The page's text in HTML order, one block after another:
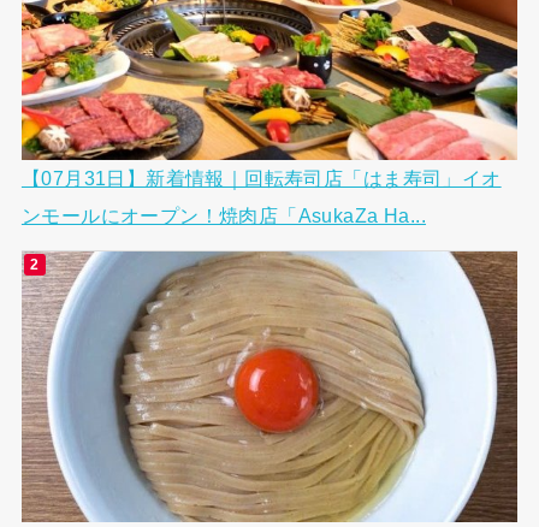
【07月31日】新着情報｜回転寿司店「はま寿司」イオ
ンモールにオープン！焼肉店「AsukaZa Ha...